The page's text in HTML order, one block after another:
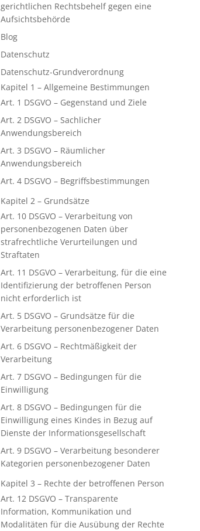
gerichtlichen Rechtsbehelf gegen eine
Aufsichtsbehörde
Blog
Datenschutz
Datenschutz-Grundverordnung
Kapitel 1 – Allgemeine Bestimmungen
Art. 1 DSGVO – Gegenstand und Ziele
Art. 2 DSGVO – Sachlicher
Anwendungsbereich
Art. 3 DSGVO – Räumlicher
Anwendungsbereich
Art. 4 DSGVO – Begriffsbestimmungen
Kapitel 2 – Grundsätze
Art. 10 DSGVO – Verarbeitung von
personenbezogenen Daten über
strafrechtliche Verurteilungen und
Straftaten
Art. 11 DSGVO – Verarbeitung, für die eine
Identifizierung der betroffenen Person
nicht erforderlich ist
Art. 5 DSGVO – Grundsätze für die
Verarbeitung personenbezogener Daten
Art. 6 DSGVO – Rechtmäßigkeit der
Verarbeitung
Art. 7 DSGVO – Bedingungen für die
Einwilligung
Art. 8 DSGVO – Bedingungen für die
Einwilligung eines Kindes in Bezug auf
Dienste der Informationsgesellschaft
Art. 9 DSGVO – Verarbeitung besonderer
Kategorien personenbezogener Daten
Kapitel 3 – Rechte der betroffenen Person
Art. 12 DSGVO – Transparente
Information, Kommunikation und
Modalitäten für die Ausübung der Rechte